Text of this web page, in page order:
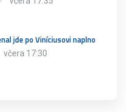
jde po Viníciusovi naplno
včera 17:30